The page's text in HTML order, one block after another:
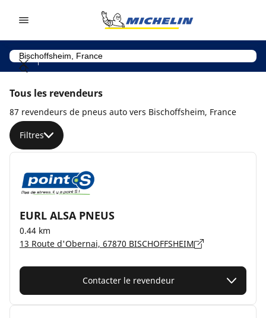
Tous les revendeurs
87 revendeurs de pneus auto vers Bischoffsheim, France
Filtres
EURL ALSA PNEUS
0.44 km
13 Route d'Obernai, 67870 BISCHOFFSHEIM
Contacter le revendeur